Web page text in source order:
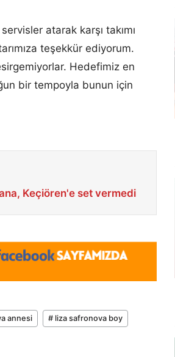
atarak karşı takımı
teşekkür ediyorum.
Hedefimiz en
bir tempoyla bunun için
Keçiören'e set vermedi
annesi # liza safronova boy